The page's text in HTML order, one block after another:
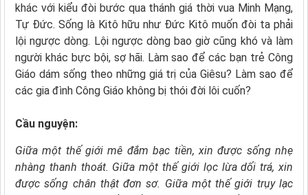
khác với kiểu đòi bước qua thánh giá thời vua Minh Mạng,
Tự Đức. Sống là Kitô hữu như Đức Kitô muốn đòi ta phải
lội ngược dòng. Lội ngược dòng bao giờ cũng khó và làm
người khác bực bội, sợ hãi. Làm sao để các bạn trẻ Công
Giáo dám sống theo những giá trị của Giêsu? Làm sao để
các gia đình Công Giáo không bị thói đời lôi cuốn?
Cầu nguyện:
Giữa một thế giới mê đắm bạc tiền,xin được sống nhẹ
nhàng thanh thoát. Giữa một thế giới lọc lừa dối trá,xin
được sống chân thật đơn sơ. Giữa một thế giới trụy lạc